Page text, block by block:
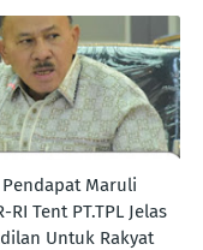
Pendapat Maruli
RI Tent PT.TPL Jelas
Untuk Rakyat